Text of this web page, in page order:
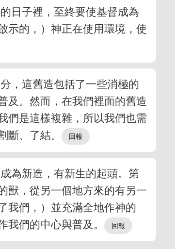
日子裡，至終要使基督成為
示的，）神正在使用環境，使
，這舊造包括了一些消極的
及。然而，在我們裡面的舊造
們是這樣複雜，所以我們也需
、了結。
為新造，有新生的起頭。第
獸，從另一個地方來的有另一
我們，）並充滿全地作神的
們的中心與普及。